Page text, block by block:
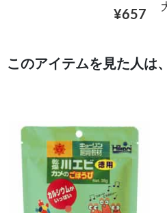
¥657
このアイテムを見た人は